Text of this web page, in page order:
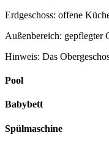
Erdgeschoss: offene
Außenbereich: gepflegter
Hinweis: Das
Pool
Babybett
Spülmaschine